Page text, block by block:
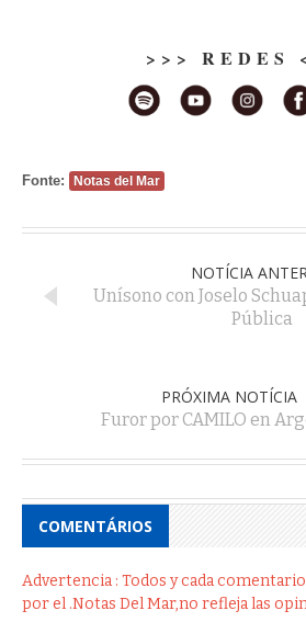
>>> REDES
Fonte: Notas del Mar
NOTÍCIA
Unísono con Joselo
Pública
PRÓXIMA NOTÍCIA
Furor por CAMILO en
COMENTÁRIOS
Advertencia : Todos y cada
por el .Notas Del Mar,no refleja las